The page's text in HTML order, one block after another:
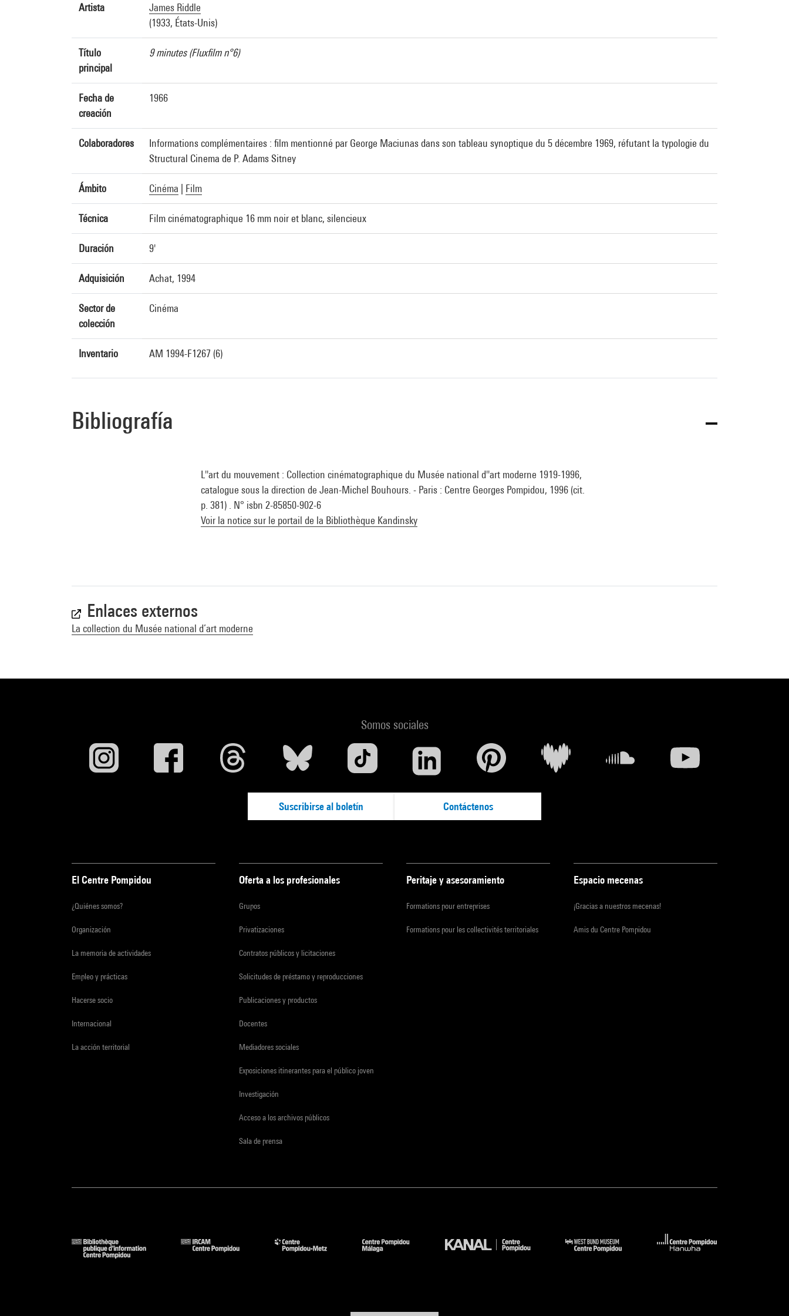
Artista
James Riddle
(1933, États-Unis)
Título
principal
9 minutes (Fluxfilm n°6)
Fecha de
creación
1966
Colaboradores
Informations complémentaires : film mentionné par George Maciunas dans son tableau synoptique du 5 décembre 1969, réfutant la typologie du
Structural Cinema de P. Adams Sitney
Ámbito Cinéma Film
Técnica Film cinématographique 16 mm noir et blanc, silencieux
Duración 9'
Adquisición Achat, 1994
Sector de
colección
Cinéma
Inventario AM 1994-F1267 (6)
Bibliografía
L''art du mouvement : Collection cinématographique du Musée national d''art moderne 1919-1996,
catalogue sous la direction de Jean-Michel Bouhours. - Paris : Centre Georges Pompidou, 1996 (cit.
p. 381) . N° isbn 2-85850-902-6
Voir la notice sur le portail de la Bibliothèque Kandinsky
Enlaces externos
La collection du Musée national d’art moderne
Somos sociales
Suscribirse al boletín Contáctenos
El Centre Pompidou
¿Quiénes somos?
Organización
La memoria de actividades
Empleo y prácticas
Hacerse socio
Internacional
La acción territorial
Oferta a los profesionales
Grupos
Privatizaciones
Contratos públicos y licitaciones
Solicitudes de préstamo y reproducciones
Publicaciones y productos
Docentes
Mediadores sociales
Exposiciones itinerantes para el público joven
Investigación
Acceso a los archivos públicos
Sala de prensa
Peritaje y asesoramiento
Formations pour entreprises
Formations pour les collectivités territoriales
Espacio mecenas
¡Gracias a nuestros mecenas!
Amis du Centre Pompidou